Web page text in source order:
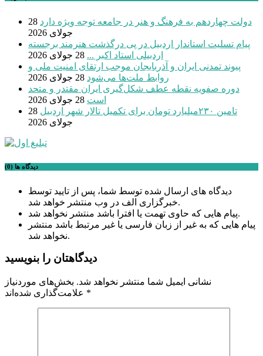
دولت چهاردهم به فرهنگ و هنر در جامعه توجه ویژه دارد 28
جولای 2026
پیام تسلیت استاندار اردبیل در پی درگذشت هنرمند برجسته
اردبیلی استاد اکبر ... 28 جولای 2026
پیوند تمدنی ایران و آذربایجان موجب ارتقای امنیت ملی و
روابط ملت‌ها می‌شود 28 جولای 2026
دوره صفویه نقطه عطف شکل‌گیری ایران مقتدر و متحد
است 28 جولای 2026
تامین ۲۳۰میلیارد تومان برای تکمیل تالار شهر اردبیل
28
جولای 2026
دیدگاه ها (0)
دیدگاه های ارسال شده توسط شما، پس از تایید توسط
خبرگزاری الف در وب منتشر خواهد شد.
پیام هایی که حاوی تهمت یا افترا باشد منتشر نخواهد شد.
پیام هایی که به غیر از زبان فارسی یا غیر مرتبط باشد منتشر
نخواهد شد.
دیدگاهتان را بنویسید
نشانی ایمیل شما منتشر نخواهد شد. بخش‌های موردنیاز
*